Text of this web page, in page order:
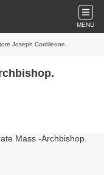
MENU
Joseph Cordileone.